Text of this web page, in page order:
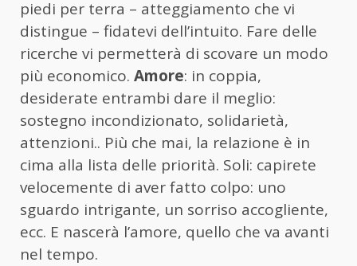
piedi per terra – atteggiamento che vi
distingue – fidatevi dell’intuito. Fare delle
ricerche vi permetterà di scovare un modo
più economico. Amore: in coppia,
desiderate entrambi dare il meglio:
sostegno incondizionato, solidarietà,
attenzioni.. Più che mai, la relazione è in
cima alla lista delle priorità. Soli: capirete
velocemente di aver fatto colpo: uno
sguardo intrigante, un sorriso accogliente,
ecc. E nascerà l’amore, quello che va avanti
nel tempo.